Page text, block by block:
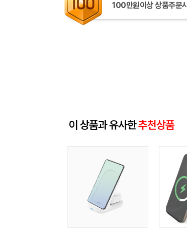
100만원이상 상품주문시
이 상품과 유사한추천상품